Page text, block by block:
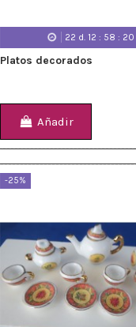
22 d. 12 :58 :18
Platos decorados
Añadir
-25%